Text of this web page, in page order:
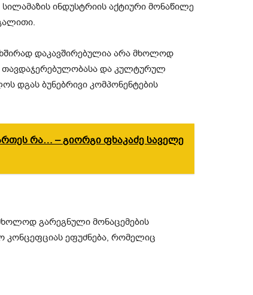
ინდუსტრიის აქტიური მონაწილე
დაკავშირებულია არა მხოლოდ
თავდაჯერებულობასა და კულტურულ
დგას ბუნებრივი კომპონენტების
რა… – გიორგი ფხაკაძე საველე
გარეგნული მონაცემების
ეფუძნება, რომელიც